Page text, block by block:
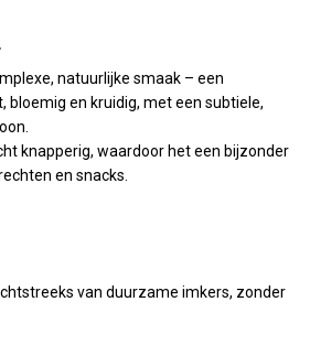
natuurlijke smaak – een
bloemig en kruidig, met een subtiele,
knapperig, waardoor het een bijzonder
en snacks.
van duurzame imkers, zonder